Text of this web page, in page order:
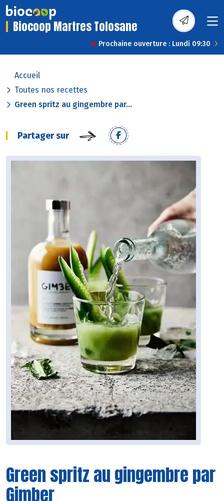
Biocoop Martres Tolosane
Prochaine ouverture : Lundi 09:30
Accueil
Toutes nos recettes
Green spritz au gingembre par...
Partager sur
Green spritz au gingembre par
Gimber